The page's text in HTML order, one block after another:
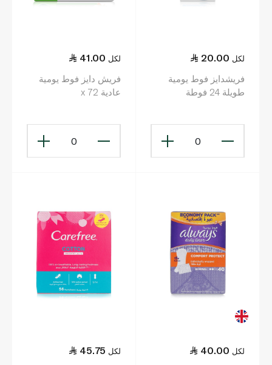
20.00 لكل
فريشدايز فوط يومية
طويلة 24 فوطة
0
41.00 لكل
فريش دايز فوط يومية
عادية x 72
0
40.00 لكل 45.75 لكل